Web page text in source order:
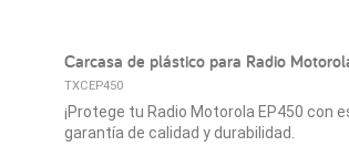
Carcasa de plástico para Radio
TXCEP450
¡Protege tu Radio Motorola EP450 con
garantía de calidad y durabilidad.